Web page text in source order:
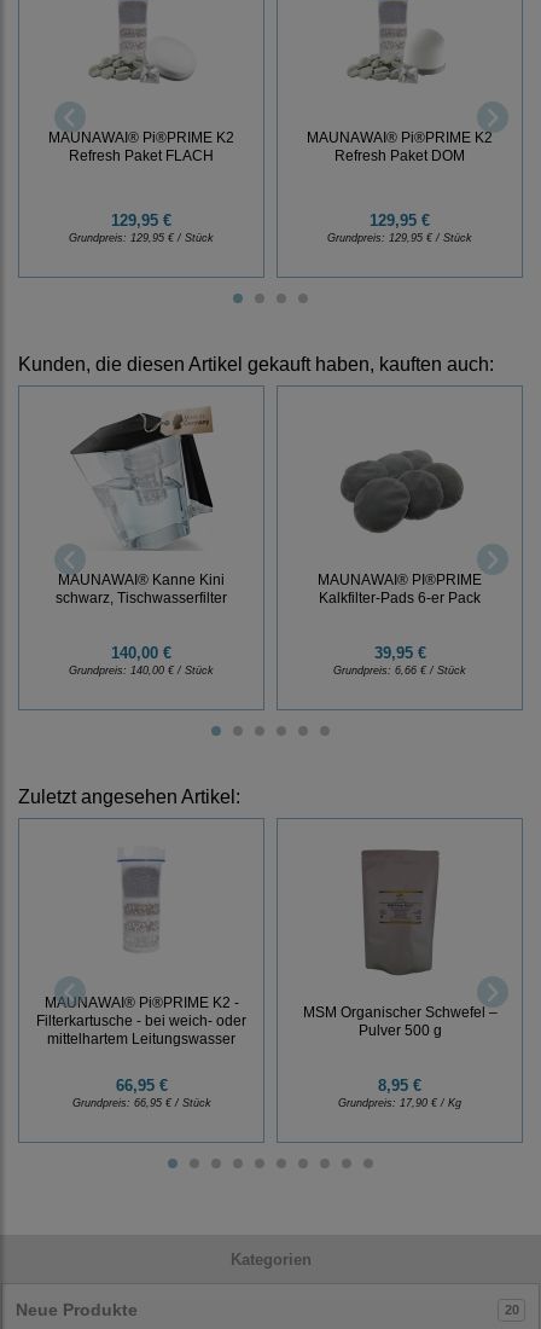
Kategorien
Neue Produkte 20
MAUNAWAI® Pi®PRIME K2
Refresh Paket FLACH
129,95 €
Grundpreis: 129,95 € / Stück
MAUNAWAI® Pi®PRIME K2
Refresh Paket DOM
129,95 €
Grundpreis: 129,95 € / Stück
Kunden, die diesen Artikel gekauft haben, kauften auch:
MAUNAWAI® Kanne Kini
schwarz, Tischwasserfilter
140,00 €
Grundpreis: 140,00 € / Stück
MAUNAWAI® PI®PRIME
Kalkfilter-Pads 6-er Pack
39,95 €
Grundpreis: 6,66 € / Stück
Zuletzt angesehen Artikel:
MAUNAWAI® Pi®PRIME K2 -
Filterkartusche - bei weich- oder
mittelhartem Leitungswasser
66,95 €
Grundpreis: 66,95 € / Stück
MSM Organischer Schwefel –
Pulver 500 g
8,95 €
Grundpreis: 17,90 € / Kg